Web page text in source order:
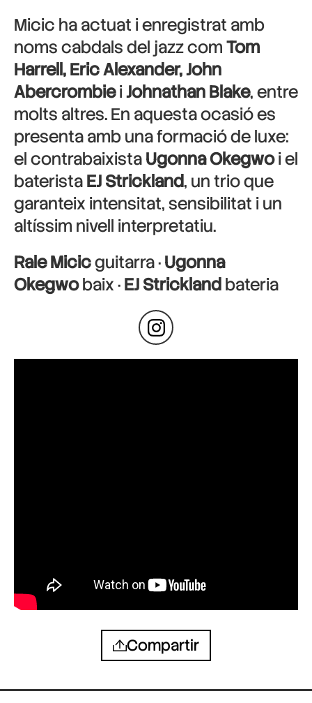
Micic ha actuat i enregistrat amb
noms cabdals del jazz comTom
Harrell, Eric Alexander, John
AbercrombieiJohnathan Blake, entre
molts altres. En aquesta ocasió es
presenta amb una formació de luxe:
el contrabaixistaUgonna Okegwoi el
bateristaEJ Strickland, un trio que
garanteix intensitat, sensibilitat i un
altíssim nivell interpretatiu.
Rale Micicguitarra ·Ugonna
Okegwobaix ·EJ Stricklandbateria
Compartir